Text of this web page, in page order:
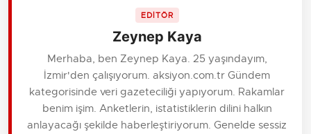
EDİTÖR
Zeynep Kaya
Merhaba, ben Zeynep Kaya. 25 yaşındayım,
İzmir'den çalışıyorum. aksiyon.com.tr Gündem
kategorisinde veri gazeteciliği yapıyorum. Rakamlar
benim işim. Anketlerin, istatistiklerin dilini halkın
anlayacağı şekilde haberleştiriyorum. Genelde sessiz